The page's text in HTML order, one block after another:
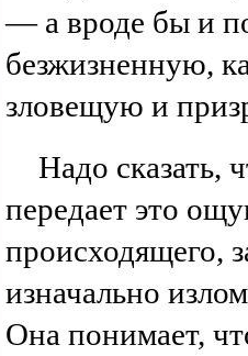
— а вроде бы и
безжизненную,
зловещую и
Надо сказать,
передает это
происходящего,
изначально
Она понимает,